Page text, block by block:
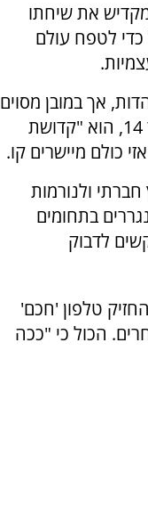
את שיחתו
כדי לטפח עולם
13 עיקרים ביהדות, אך במובן מסוים
נדמה לפעמים שילדינו המציאו עיקר 14, הוא "קדושת
כולם מיישרים קו.
ולנורמות
בתחומים
לדבוק
טלפון 'חכם'
הכול כי "ככה